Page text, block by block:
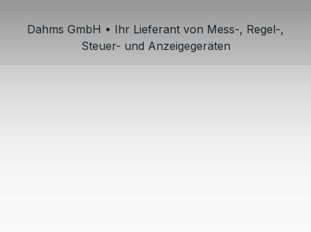
Dahms GmbH • Ihr Lieferant von Mess-, Regel-,
Steuer- und Anzeigegeräten